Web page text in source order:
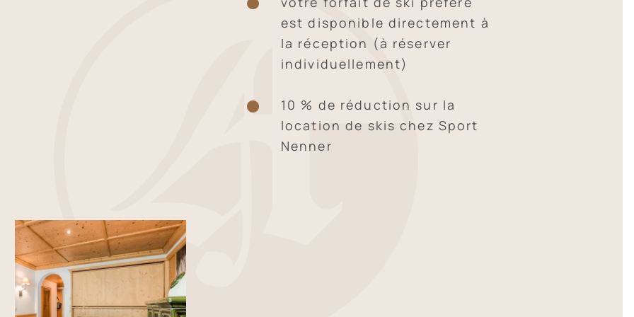
est disponible directement à
la réception (à réserver
individuellement)
10 % de réduction sur la
location de skis chez Sport
Nenner